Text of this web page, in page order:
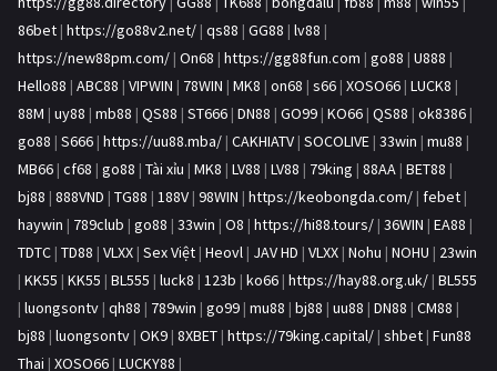
86bet | https://go88v2.net/ | qs88 | GG88 | lv88 |
https://new88pm.com/ | On68 | https://gg88fun.com | go88 | U888 |
Hello88 | ABC88 | VIPWIN | 78WIN | MK8 | on68 | s66 | XOSO66 | LUCK8 |
88M | uy88 | mb88 | QS88 | ST666 | DN88 | GO99 | KO66 | QS88 | ok8386 |
go88 | S666 | https://uu88.mba/ | CAKHIATV | SOCOLIVE | 33win | mu88 |
MB66 | cf68 | go88 | Tài xỉu | MK8 | LV88 | LV88 | 79king | 88AA | BET88 |
bj88 | 888VND | TG88 | 188V | 98WIN | https://keobongda.com/ | febet |
haywin | 789club | go88 | 33win | O8 | https://hi88.tours/ | 36WIN | EA88 |
TDTC | TD88 | VLXX | Sex Việt | Heovl | JAV HD | VLXX | Nohu | NOHU | 23win
| KK55 | KK55 | BL555 | luck8 | 123b | ko66 | https://hay88.org.uk/ | BL555
| luongsontv | qh88 | 789win | go99 | mu88 | bj88 | uu88 | DN88 | CM88 |
bj88 | luongsontv | OK9 | 8XBET | https://79king.capital/ | shbet | Fun88
Thai | XOSO66 | LUCKY88 |